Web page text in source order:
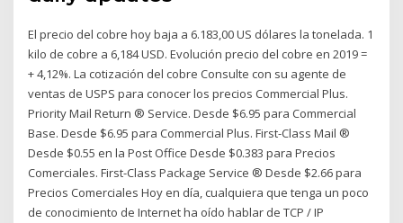
El precio del cobre hoy baja a 6.183,00 US dólares la tonelada. 1
kilo de cobre a 6,184 USD. Evolución precio del cobre en 2019 =
+ 4,12%. La cotización del cobre Consulte con su agente de
ventas de USPS para conocer los precios Commercial Plus.
Priority Mail Return ® Service. Desde $6.95 para Commercial
Base. Desde $6.95 para Commercial Plus. First-Class Mail ®
Desde $0.55 en la Post Office Desde $0.383 para Precios
Comerciales. First-Class Package Service ® Desde $2.66 para
Precios Comerciales Hoy en día, cualquiera que tenga un poco
de conocimiento de Internet ha oído hablar de TCP / IP